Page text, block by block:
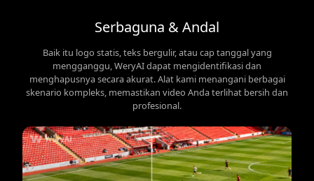
Serbaguna & Andal
Baik itu logo statis, teks bergulir, atau cap tanggal yang
mengganggu, WeryAI dapat mengidentifikasi dan
menghapusnya secara akurat. Alat kami menangani berbagai
skenario kompleks, memastikan video Anda terlihat bersih dan
profesional.